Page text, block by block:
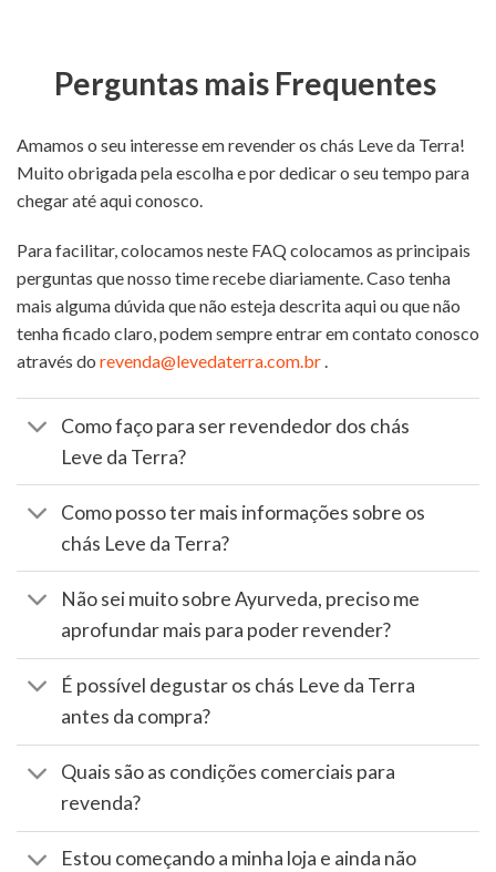
Perguntas mais Frequentes
Amamos o seu interesse em revender os chás Leve da Terra!
Muito obrigada pela escolha e por dedicar o seu tempo para
chegar até aqui conosco.
Para facilitar, colocamos neste FAQ colocamos as principais
perguntas que nosso time recebe diariamente. Caso tenha
mais alguma dúvida que não esteja descrita aqui ou que não
tenha ficado claro, podem sempre entrar em contato conosco
através do revenda@levedaterra.com.br.
Como faço para ser revendedor dos chás
Leve da Terra?
Como posso ter mais informações sobre os
chás Leve da Terra?
Não sei muito sobre Ayurveda, preciso me
aprofundar mais para poder revender?
É possível degustar os chás Leve da Terra
antes da compra?
Quais são as condições comerciais para
revenda?
Estou começando a minha loja e ainda não